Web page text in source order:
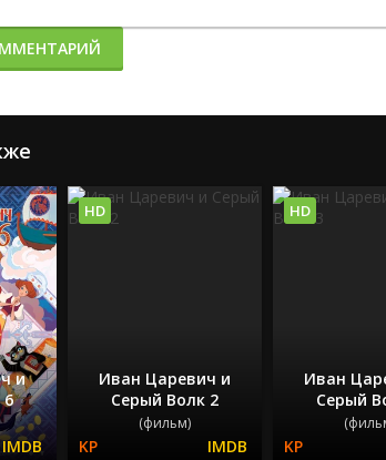
и
6
Иван Царевич и
Серый Волк 2
(фильм)
HD
Иван
Серый
HD